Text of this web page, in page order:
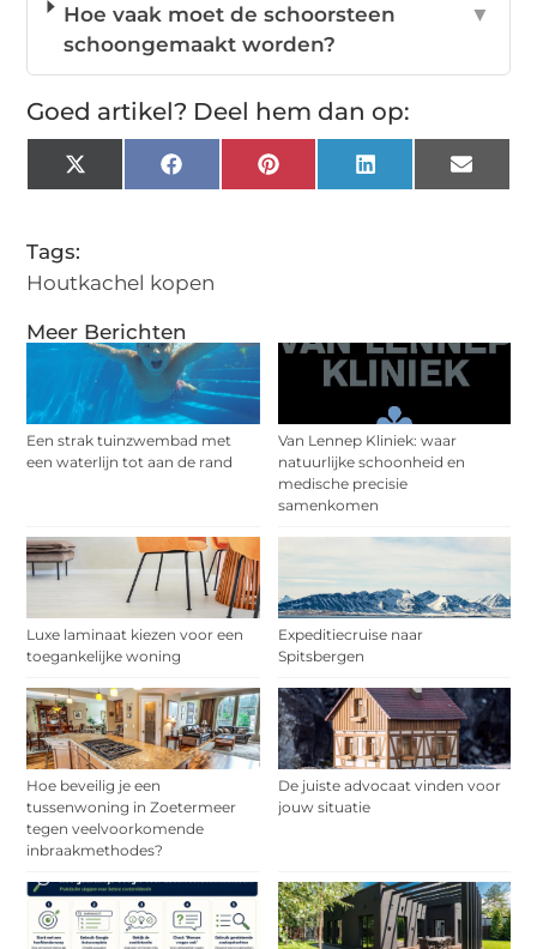
Meer Berichten
Een strak tuinzwembad met
een waterlijn tot aan de rand
Van Lennep Kliniek: waar
natuurlijke schoonheid en
medische precisie
samenkomen
Luxe laminaat kiezen voor een
toegankelijke woning
Expeditiecruise naar
Spitsbergen
Hoe beveilig je een
tussenwoning in Zoetermeer
tegen veelvoorkomende
inbraakmethodes?
De juiste advocaat vinden voor
jouw situatie
Hoe vaak moet de schoorsteen
schoongemaakt worden?
▼
Goed artikel? Deel hem dan op:
X
(Twitter)
FacebookPinterestLinkedInEmail
Tags:
Houtkachel kopen